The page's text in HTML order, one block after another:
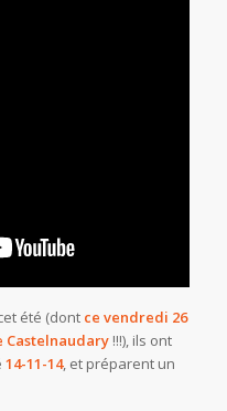
été (dont ce vendredi 26
Castelnaudary!!!), ils ont
14-11-14, et préparent un